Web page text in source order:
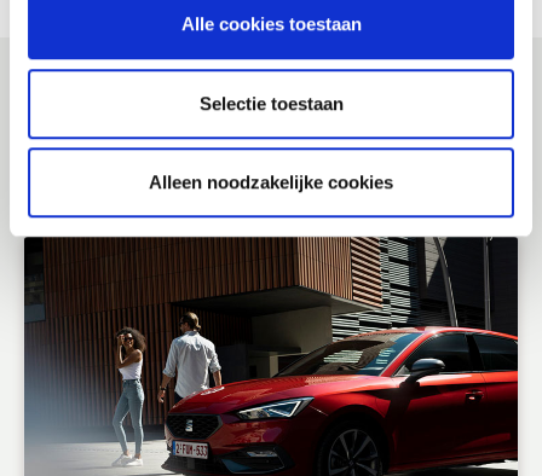
Alle cookies toestaan
Selectie toestaan
Alleen noodzakelijke cookies
Personaliseer uw
verzekering met deze
opties